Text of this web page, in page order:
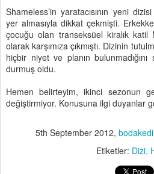
Shameless’in yaratacısının yeni
yer almasıyla dikkat çekmişti.
çocuğu olan transeksüel kiralık katil
olarak karşımıza çıkmıştı. Dizinin
hiçbir niyet ve planın
durmuş oldu.
Hemen belirteyim, ikinci sezonun
değiştirmiyor. Konusuna ilgi duyanlar
5th September 2012, bodakedi
Etiketler: Dizi